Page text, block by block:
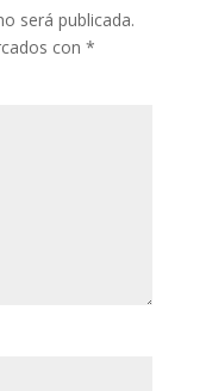
será publicada.
con *